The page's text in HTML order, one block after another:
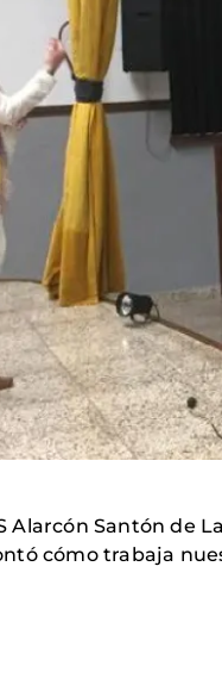
Alarcón Santón de
cómo trabaja